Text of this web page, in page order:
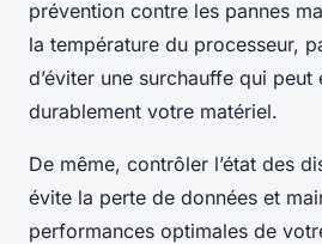
prévention contre les pannes
la température du processeur,
d’éviter une surchauffe qui peut
durablement votre matériel.
De même, contrôler l’état des
évite la perte de données et
performances optimales de